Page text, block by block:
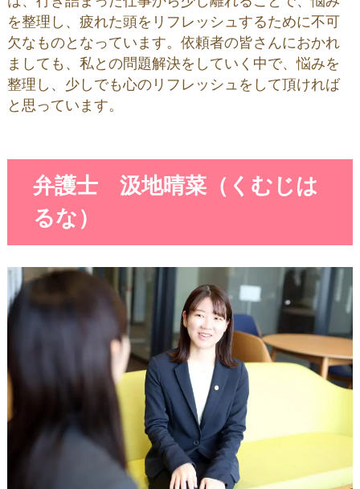
を整理し、疲れた頭をリフレッシュするために不可
欠なものとなっています。依頼者の皆さんにおかれ
ましても、私との問題解決をしていく中で、悩みを
整理し、少しでも心のリフレッシュをして頂ければ
と思っています。
弁護士 汲地晴菜（くむじは
るな）